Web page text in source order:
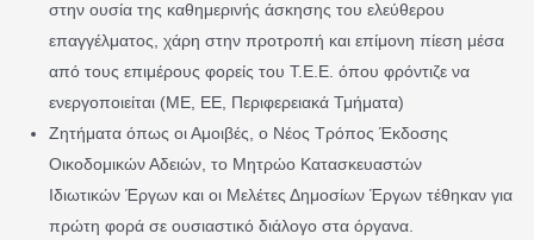
στην ουσία της καθημερινής άσκησης του ελεύθερου
επαγγέλματος, χάρη στην προτροπή και επίμονη πίεση μέσα
από τους επιμέρους φορείς του Τ.Ε.Ε. όπου φρόντιζε να
ενεργοποιείται (ΜΕ, ΕΕ, Περιφερειακά Τμήματα)
Ζητήματα όπως οι Αμοιβές, ο Νέος Τρόπος Έκδοσης
Οικοδομικών Αδειών, το Μητρώο Κατασκευαστών
Ιδιωτικών Έργων και οι Μελέτες Δημοσίων Έργων τέθηκαν για
πρώτη φορά σε ουσιαστικό διάλογο στα όργανα.